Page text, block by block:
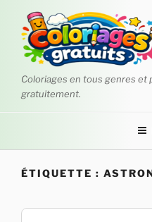
contenu
principal
Coloriages en tous genres et
gratuitement.
ÉTIQUETTE :